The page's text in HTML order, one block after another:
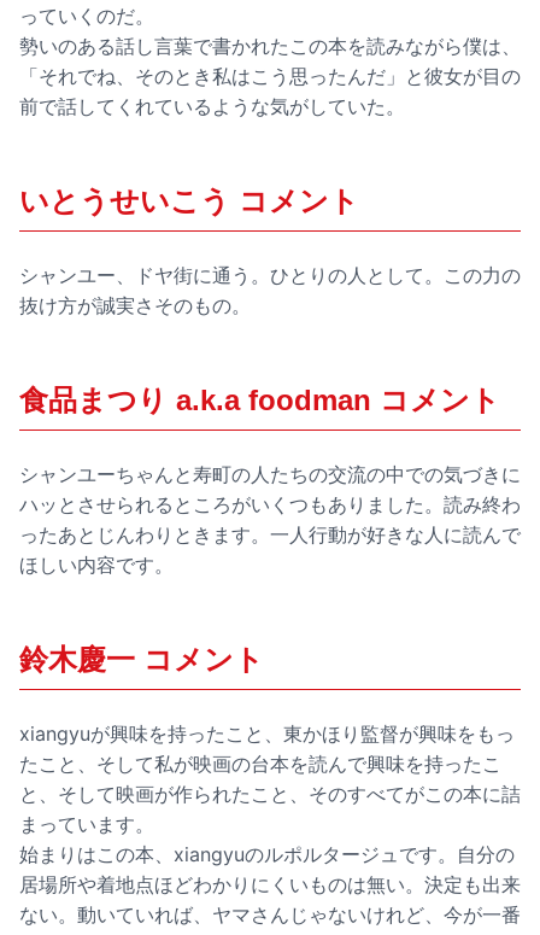
っていくのだ。
勢いのある話し言葉で書かれたこの本を読みながら僕は、
「それでね、そのとき私はこう思ったんだ」と彼女が目の
前で話してくれているような気がしていた。
いとうせいこう コメント
シャンユー、ドヤ街に通う。ひとりの人として。この力の
抜け方が誠実さそのもの。
食品まつり a.k.a foodman コメント
シャンユーちゃんと寿町の人たちの交流の中での気づきに
ハッとさせられるところがいくつもありました。読み終わ
ったあとじんわりときます。一人行動が好きな人に読んで
ほしい内容です。
鈴木慶一 コメント
xiangyuが興味を持ったこと、東かほり監督が興味をもっ
たこと、そして私が映画の台本を読んで興味を持ったこ
と、そして映画が作られたこと、そのすべてがこの本に詰
まっています。
始まりはこの本、xiangyuのルポルタージュです。自分の
居場所や着地点ほどわかりにくいものは無い。決定も出来
ない。動いていれば、ヤマさんじゃないけれど、今が一番